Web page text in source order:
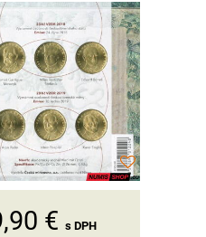
€ s DPH